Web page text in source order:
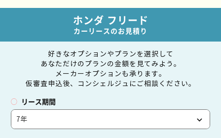
ホンダ フリード
カーリースのお見積り
好きなオプションやプランを選択して
あなただけのプランの金額を見てみよう。
メーカーオプションも承ります。
仮審査申込後、コンシェルジュにご相談ください。
リース期間